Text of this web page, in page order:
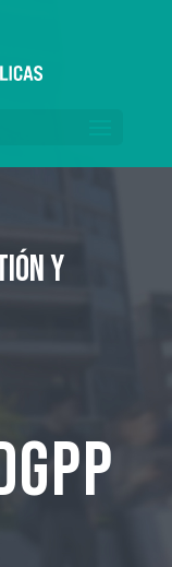
y